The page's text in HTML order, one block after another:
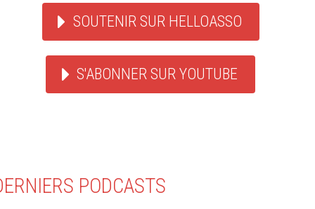
SOUTENIR SUR HELLOASSO
S'ABONNER SUR YOUTUBE
PODCASTS